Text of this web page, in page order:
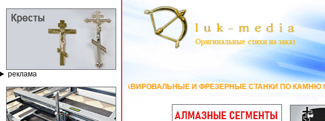
реклама
ГРАВИРОВАЛЬНЫЕ И ФРЕЗЕРНЫЕ СТАНКИ ПО КАМНЮ ОТ КОМПАНИИ